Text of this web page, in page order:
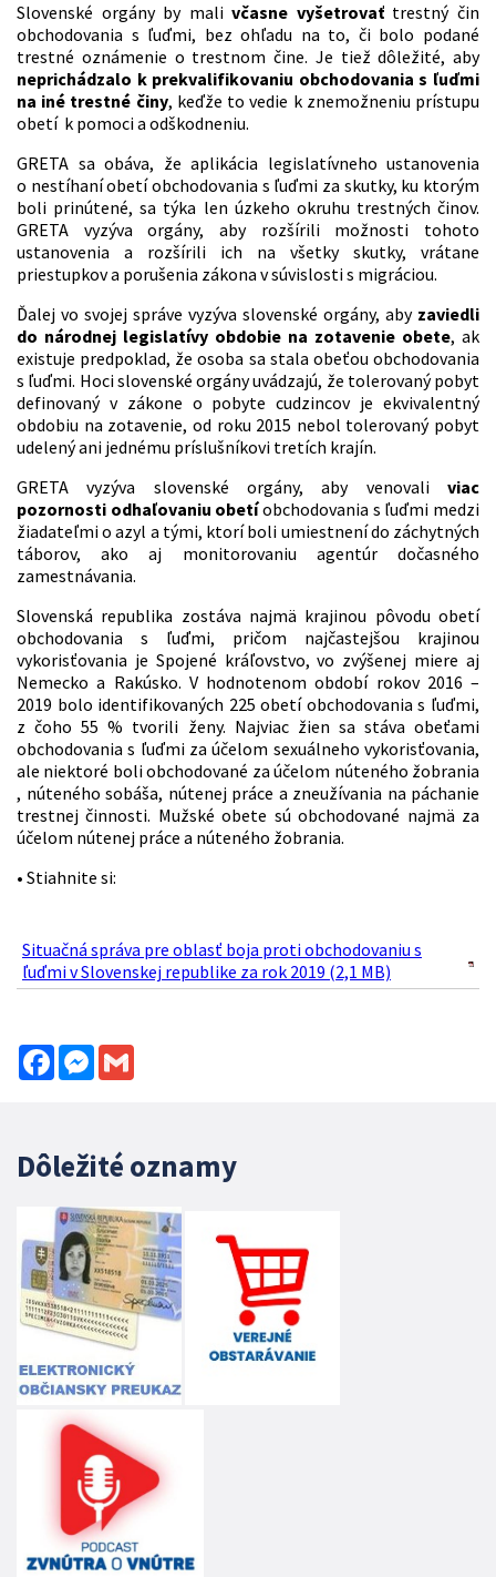
Slovenské orgány by malivčasne vyšetrovaťtrestný čin
obchodovania s ľuďmi, bez ohľadu na to, či bolo podané
trestné oznámenie o trestnom čine. Je tiež dôležité, aby
neprichádzalo k prekvalifikovaniu obchodovania s ľuďmi
na iné trestné činy, keďže to vedie k znemožneniu prístupu
obetí k pomoci a odškodneniu.
GRETA sa obáva, že aplikácia legislatívneho ustanovenia
o nestíhaní obetí obchodovania s ľuďmi za skutky, ku ktorým
boli prinútené, sa týka len úzkeho okruhu trestných činov.
GRETA vyzýva orgány, aby rozšírili možnosti tohoto
ustanovenia a rozšírili ich na všetky skutky, vrátane
priestupkov a porušenia zákona v súvislosti s migráciou.
Ďalej vo svojej správe vyzýva slovenské orgány, aby zaviedli
do národnej legislatívy obdobie na zotavenie obete, ak
existuje predpoklad, že osoba sa stala obeťou obchodovania
s ľuďmi. Hoci slovenské orgány uvádzajú, že tolerovaný pobyt
definovaný v zákone o pobyte cudzincov je ekvivalentný
obdobiu na zotavenie, od roku 2015 nebol tolerovaný pobyt
udelený ani jednému príslušníkovi tretích krajín.
GRETA vyzýva slovenské orgány, aby venovali viac
pozornosti odhaľovaniu obetíobchodovania s ľuďmi medzi
žiadateľmi o azyl a tými, ktorí boli umiestnení do záchytných
táborov, ako aj monitorovaniu agentúr dočasného
zamestnávania.
Slovenská republika zostáva najmä krajinou pôvodu obetí
obchodovania s ľuďmi, pričom najčastejšou krajinou
vykorisťovania je Spojené kráľovstvo, vo zvýšenej miere aj
Nemecko a Rakúsko. V hodnotenom období rokov 2016 –
2019 bolo identifikovaných 225 obetí obchodovania s ľuďmi,
z čoho 55 % tvorili ženy. Najviac žien sa stáva obeťami
obchodovania s ľuďmi za účelom sexuálneho vykorisťovania,
ale niektoré boli obchodované za účelom núteného žobrania
, núteného sobáša, nútenej práce a zneužívania na páchanie
trestnej činnosti. Mužské obete sú obchodované najmä za
účelom nútenej práce a núteného žobrania.
• Stiahnite si:
Situačná správa pre oblasť boja proti obchodovaniu s
ľuďmi v Slovenskej republike za rok 2019 (2,1 MB)
FacebookMessenger
Dôležité oznamy